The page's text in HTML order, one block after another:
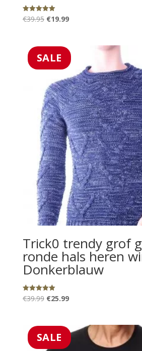
Gewaardeerd
5.00
€39.95 Oorspronkelijke
€39.95.
€19.99Huidige
€19.99.
SALE
Trick0 trendy grof
ronde hals heren
Donkerblauw
Gewaardeerd
5.00
€39.99 Oorspronkelijke
€39.99.
€25.99Huidige
€25.99.
SALE